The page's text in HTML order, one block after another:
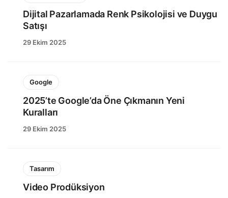
Dijital Pazarlamada Renk Psikolojisi ve Duygu
Satışı
29 Ekim 2025
Google
2025’te Google’da Öne Çıkmanın Yeni
Kuralları
29 Ekim 2025
Tasarım
Video Prodüksiyon